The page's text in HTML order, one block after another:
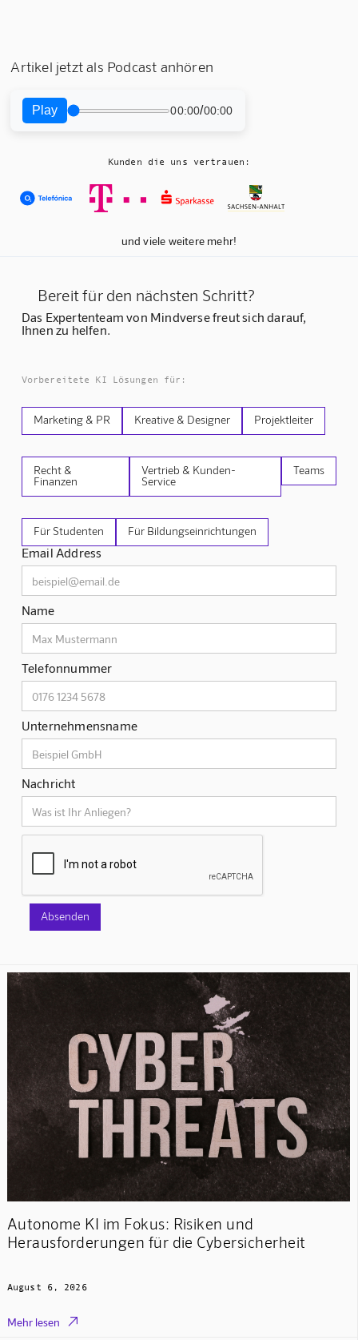
Artikel jetzt als Podcast anhören
Play 00:00/00:00
Kunden die uns vertrauen:
und viele weitere mehr!
Bereit für den nächsten Schritt?
Das Expertenteam von Mindverse freut sich darauf,
Ihnen zu helfen.
Vorbereitete KI Lösungen für:
Marketing & PR Kreative & Designer Projektleiter
Recht &
Finanzen
Vertrieb & Kunden-
Service
Teams
Für Studenten Für Bildungseinrichtungen
Email Address
Name
Telefonnummer
Unternehmensname
Nachricht
Autonome KI im Fokus: Risiken und
Herausforderungen für die Cybersicherheit
August 6, 2026
Mehr lesen 